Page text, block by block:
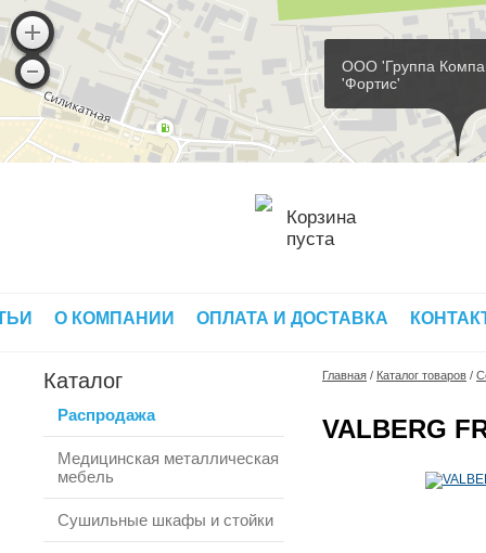
ООО 'Группа
'Фортис'
Корзина
пуста
О КОМПАНИИ ОПЛАТА И ДОСТАВКА
Каталог
Распродажа
Медицинская металлическая
мебель
Сушильные шкафы и стойки
Главная / Каталог товаров /
VALBERG